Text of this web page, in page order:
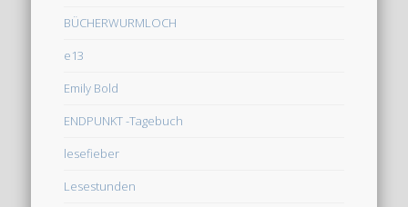
BÜCHERWURMLOCH
e13
Emily Bold
ENDPUNKT -Tagebuch
lesefieber
Lesestunden